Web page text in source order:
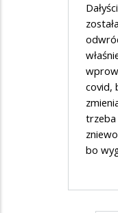
covid,
bo